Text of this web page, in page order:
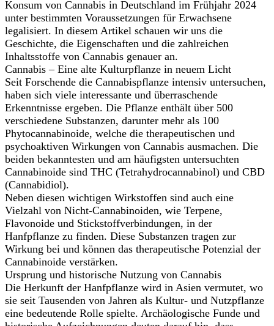
Konsum von Cannabis in Deutschland im Frühjahr 2024
unter bestimmten Voraussetzungen für Erwachsene
legalisiert. In diesem Artikel schauen wir uns die
Geschichte, die Eigenschaften und die zahlreichen
Inhaltsstoffe von Cannabis genauer an.
Cannabis – Eine alte Kulturpflanze in neuem Licht
Seit Forschende die Cannabispflanze intensiv untersuchen,
haben sich viele interessante und überraschende
Erkenntnisse ergeben. Die Pflanze enthält über 500
verschiedene Substanzen, darunter mehr als 100
Phytocannabinoide, welche die therapeutischen und
psychoaktiven Wirkungen von Cannabis ausmachen. Die
beiden bekanntesten und am häufigsten untersuchten
Cannabinoide sind THC (Tetrahydrocannabinol) und CBD
(Cannabidiol).
Neben diesen wichtigen Wirkstoffen sind auch eine
Vielzahl von Nicht-Cannabinoiden, wie Terpene,
Flavonoide und Stickstoffverbindungen, in der
Hanfpflanze zu finden. Diese Substanzen tragen zur
Wirkung bei und können das therapeutische Potenzial der
Cannabinoide verstärken.
Ursprung und historische Nutzung von Cannabis
Die Herkunft der Hanfpflanze wird in Asien vermutet, wo
sie seit Tausenden von Jahren als Kultur- und Nutzpflanze
eine bedeutende Rolle spielte. Archäologische Funde und